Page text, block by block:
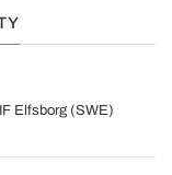
IF Elfsborg (SWE)